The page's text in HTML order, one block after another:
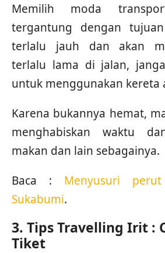
Memilih moda
tergantung dengan
terlalu jauh dan akan
terlalu lama di jalan,
untuk menggunakan kereta
Karena bukannya hemat,
menghabiskan waktu
makan dan lain sebagainya.
Baca : Menyusuri
Sukabumi.
3. Tips Travelling Irit :
Tiket